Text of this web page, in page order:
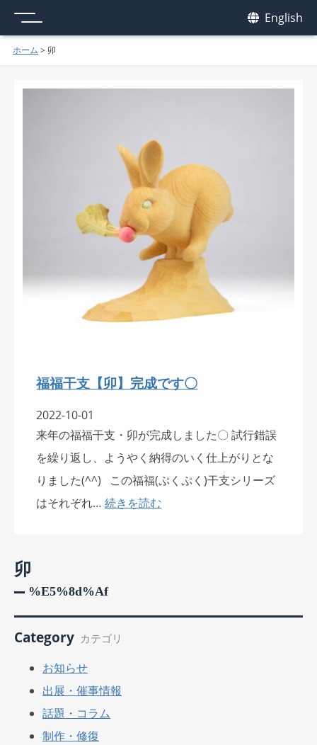
English
ホーム > 卯
卯
%e5%8d%af
Category カテゴリ
お知らせ
出展・催事情報
話題・コラム
制作・修復
福福干支【卯】完成です〇
2022-10-01
来年の福福干支・卯が完成しました〇 試行錯誤
を繰り返し、ようやく納得のいく仕上がりとな
りました(^^) この福福(ぷくぷく)干支シリーズ
はそれぞれ…続きを読む